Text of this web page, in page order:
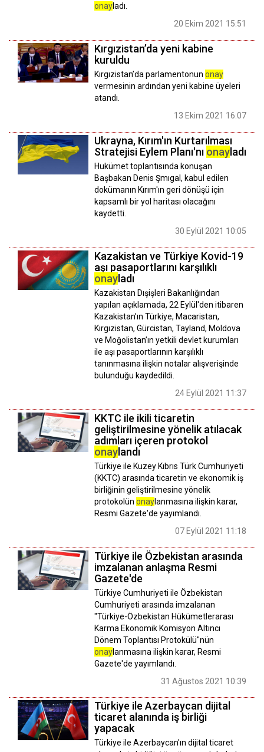
onayladı.
20 Ekim 2021 15:51
Kırgızistan’da yeni kabine
kuruldu
Kırgızistan’da parlamentonun onay
vermesinin ardından yeni kabine üyeleri
atandı.
13 Ekim 2021 16:07
Ukrayna, Kırım'ın Kurtarılması
Stratejisi Eylem Planı'nı onayladı
Hukümet toplantısında konuşan
Başbakan Denis Şmıgal, kabul edilen
dokümanın Kırım'ın geri dönüşü için
kapsamlı bir yol haritası olacağını
kaydetti.
30 Eylül 2021 10:05
Kazakistan ve Türkiye Kovid-19
aşı pasaportlarını karşılıklı
onayladı
Kazakistan Dışişleri Bakanlığından
yapılan açıklamada, 22 Eylül'den itibaren
Kazakistan’ın Türkiye, Macaristan,
Kırgızistan, Gürcistan, Tayland, Moldova
ve Moğolistan’ın yetkili devlet kurumları
ile aşı pasaportlarının karşılıklı
tanınmasına ilişkin notalar alışverişinde
bulunduğu kaydedildi.
24 Eylül 2021 11:37
KKTC ile ikili ticaretin
geliştirilmesine yönelik atılacak
adımları içeren protokol
onaylandı
Türkiye ile Kuzey Kıbrıs Türk Cumhuriyeti
(KKTC) arasında ticaretin ve ekonomik iş
birliğinin geliştirilmesine yönelik
protokolün onaylanmasına ilişkin karar,
Resmi Gazete'de yayımlandı.
07 Eylül 2021 11:18
Türkiye ile Özbekistan arasında
imzalanan anlaşma Resmi
Gazete'de
Türkiye Cumhuriyeti ile Özbekistan
Cumhuriyeti arasında imzalanan
"Türkiye-Özbekistan Hükümetlerarası
Karma Ekonomik Komisyon Altıncı
Dönem Toplantısı Protokülü"nün
onaylanmasına ilişkin karar, Resmi
Gazete'de yayımlandı.
31 Ağustos 2021 10:39
Türkiye ile Azerbaycan dijital
ticaret alanında iş birliği
yapacak
Türkiye ile Azerbaycan'ın dijital ticaret